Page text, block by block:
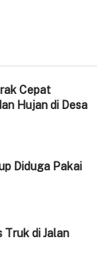
Cepat
Hujan di Desa
Diduga Pakai
Truk di Jalan